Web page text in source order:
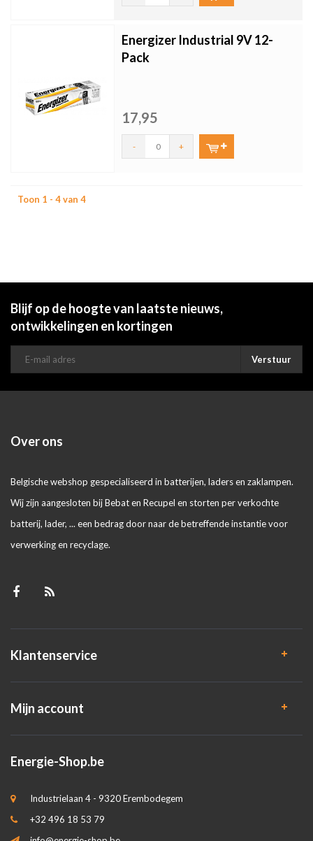
Energizer Industrial 9V 12-
Pack
17,95
- +
Toon 1 - 4 van 4
Blijf op de hoogte van laatste nieuws,
ontwikkelingen en kortingen
Verstuur
Over ons
Belgische webshop gespecialiseerd in batterijen, laders en zaklampen.
Wij zijn aangesloten bij Bebat en Recupel en storten per verkochte
batterij, lader, ... een bedrag door naar de betreffende instantie voor
verwerking en recyclage.
Klantenservice
Mijn account
Energie-Shop.be
Industrielaan 4 - 9320 Erembodegem
+32 496 18 53 79